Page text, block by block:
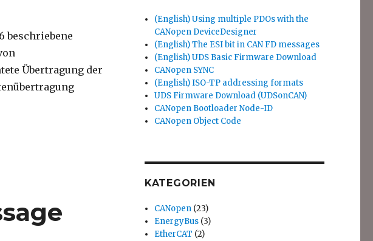
beschriebene
Übertragung der
(English) Using multiple PDOs with the
CANopen DeviceDesigner
(English) The ESI bit in CAN FD messages
(English) UDS Basic Firmware Download
CANopen SYNC
(English) ISO-TP addressing formats
UDS Firmware Download (UDSonCAN)
CANopen Bootloader Node-ID
CANopen Object Code
KATEGORIEN
CANopen (23)
EnergyBus (3)
EtherCAT (2)